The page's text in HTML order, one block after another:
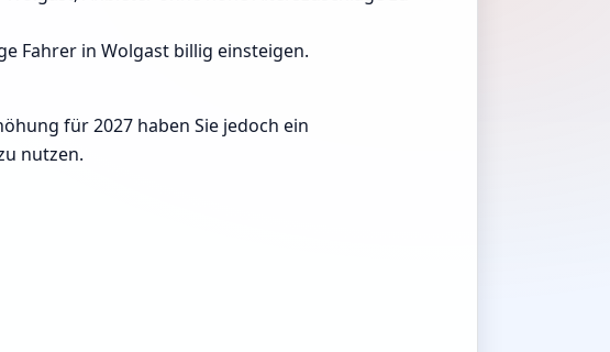
Fahrer in Wolgast billig einsteigen.
für 2027 haben Sie jedoch ein
nutzen.